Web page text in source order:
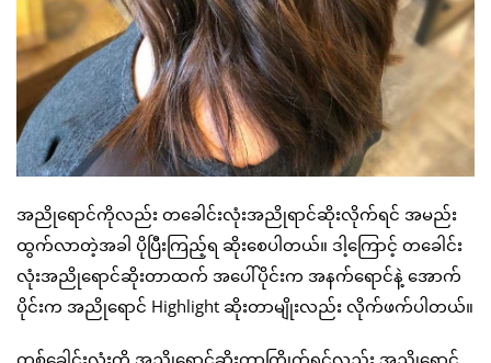
အညိုရောင်ကိုလည်း တခေါင်းလုံးအညိုရာင်ဆိုးလိုက်ရင် အမည်း
ထွက်လာတဲ့အခါ ပိုပြီးကြည့်ရ ဆိုးစေပါတယ်။ ဒါ့ကြောင့် တခေါင်း
လုံးအညိုရောင်ဆိုးတာထက် အပေါ်ပိုင်းက အနက်ရောင်နဲ့ အောက်
ပိုင်းက အညိုရောင် Highlight ဆိုးတာမျိုးလည်း လိုက်ဖက်ပါတယ်။